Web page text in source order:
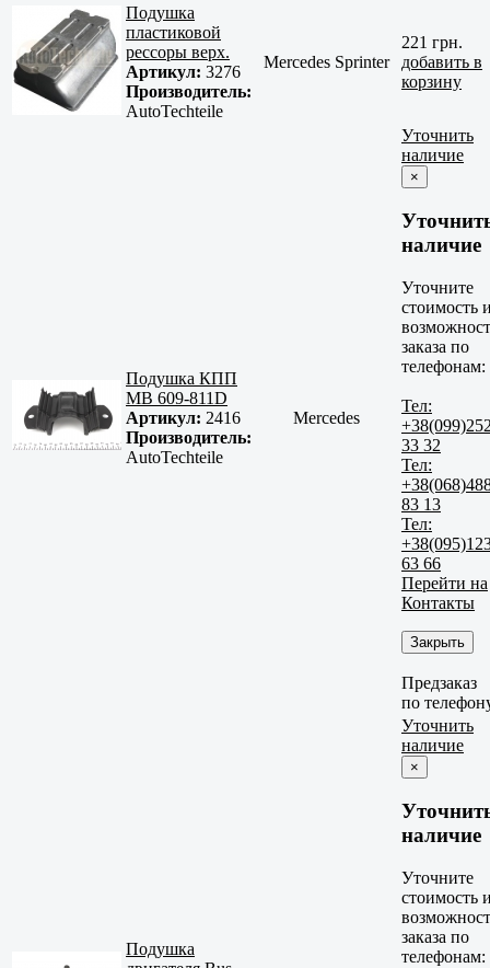
Подушка
пластиковой
рессоры верх.
Артикул: 3276
Производитель:
AutoTechteile
Mercedes Sprinter
221 грн.
добавить в
корзину
Подушка КПП
MB 609-811D
Артикул: 2416
Производитель:
AutoTechteile
Mercedes
Уточнить
наличие
×
наличие
Уточните
стоимость
заказа по
телефонам:
Тел:
33 32
Тел:
83 13
Тел:
63 66
Перейти на
Контакты
Закрыть
Предзаказ
по
Подушка
Уточнить
наличие
×
наличие
Уточните
стоимость
заказа по
телефонам: